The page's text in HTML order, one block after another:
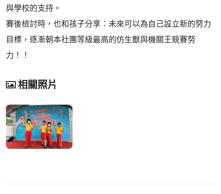
與學校的支持。
賽後檢討時，也和孩子分享：未來可以為自己設立新的努力
目標，逐漸朝本社團等級最高的仿生獸與機關王競賽努
力！！
相關照片